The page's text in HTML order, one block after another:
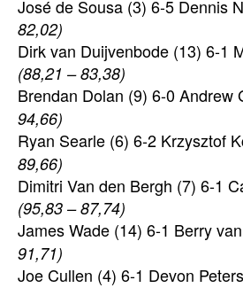
José de Sousa (3) 6-5 Dennis
82,02)
Dirk van Duijvenbode (13) 6-1
(88,21 – 83,38)
Brendan Dolan (9) 6-0 Andrew
94,66)
Ryan Searle (6) 6-2 Krzysztof
89,66)
Dimitri Van den Bergh (7) 6-1
(95,83 – 87,74)
James Wade (14) 6-1 Berry
91,71)
Joe Cullen (4) 6-1 Devon